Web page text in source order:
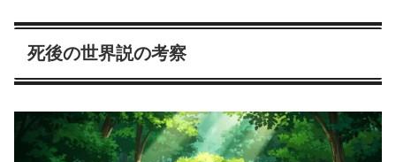
死後の世界説の考察